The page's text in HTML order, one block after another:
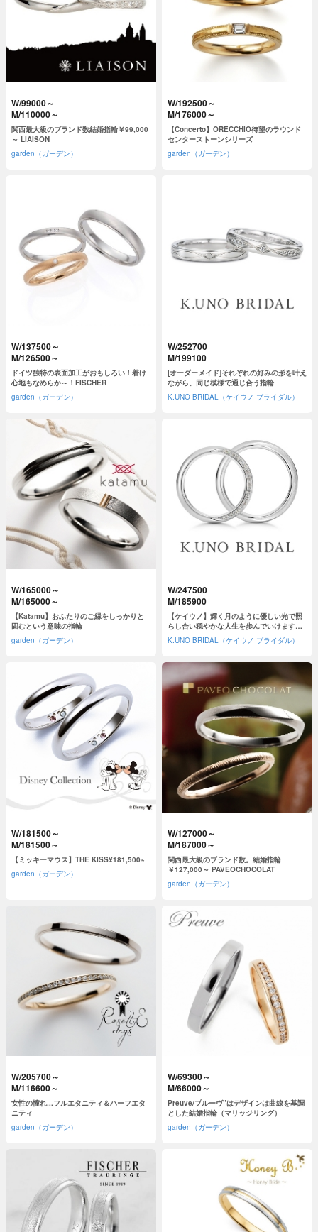
W/99000～
M/110000～
関西最大級のブランド数結婚指輪￥99,000
～ LIAISON
garden（ガーデン）
W/192500～
M/176000～
【Concerto】ORECCHIO待望のラウンド
センターストーンシリーズ
garden（ガーデン）
W/137500～
M/126500～
ドイツ独特の表面加工がおもしろい！着け
心地もなめらか～！FISCHER
garden（ガーデン）
W/252700
M/199100
[オーダーメイド]それぞれの好みの形を叶え
ながら、同じ模様で通じ合う指輪
K.UNO BRIDAL（ケイウノ ブライダル）
W/165000～
M/165000～
【Katamu】おふたりのご縁をしっかりと
固むという意味の指輪
garden（ガーデン）
W/247500
M/185900
【ケイウノ】輝く月のように優しい光で照
らし合い穏やかな人生を歩んでいけますよ
うに
K.UNO BRIDAL（ケイウノ ブライダル）
W/181500～
M/181500～
【ミッキーマウス】THE KISS¥181,500~
garden（ガーデン）
W/127000～
M/187000～
関西最大級のブランド数。結婚指輪
￥127,000～ PAVEOCHOCOLAT
garden（ガーデン）
W/205700～
M/116600～
女性の憧れ...フルエタニティ＆ハーフエタ
ニティ
garden（ガーデン）
W/69300～
M/66000～
Preuve/プルーヴ”はデザインは曲線を基調
とした結婚指輪（マリッジリング）
garden（ガーデン）